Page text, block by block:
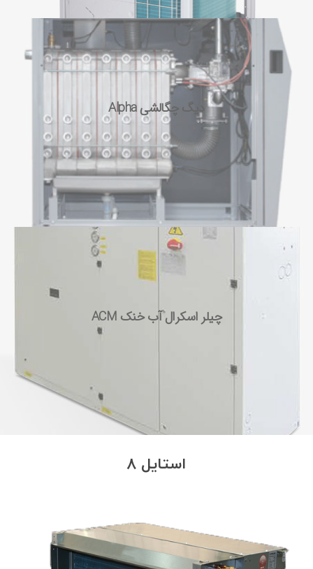
دیگ چگالشی Alpha
چیلر اسکرال آب خنک ACM
استایل 8